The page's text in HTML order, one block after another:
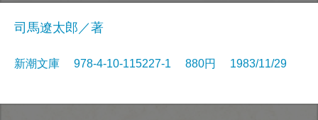
司馬遼太郎／著
新潮文庫 978-4-10-115227-1 880円 1983/11/29